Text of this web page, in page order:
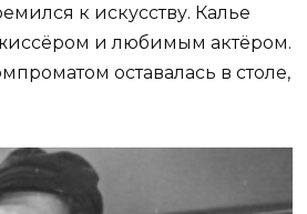
к искусству. Калье
и любимым актёром.
оставалась в столе,